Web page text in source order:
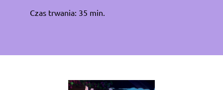
Czas trwania: 35 min.